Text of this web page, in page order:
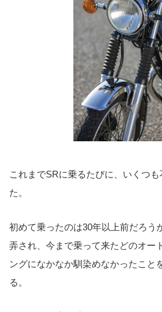
これまでSRに乗るたびに、いくつ
た。
初めて乗ったのは30年以上前だろう
弄され、今まで乗って来たどのオー
ングになかなか馴染めなかったこと
る。